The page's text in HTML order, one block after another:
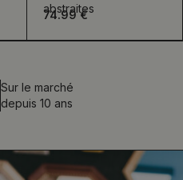
abstraites
74.99 €
Sur le marché
depuis 10 ans